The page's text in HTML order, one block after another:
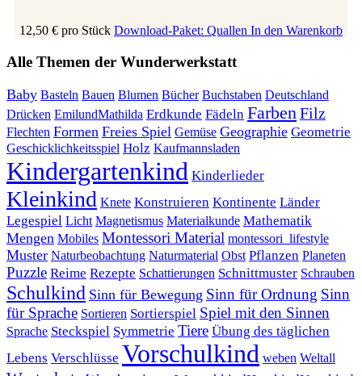
12,50 € pro Stück Download-Paket: Quallen In den Warenkorb
Alle Themen der Wunderwerkstatt
Baby Basteln Bauen Blumen Bücher Buchstaben Deutschland
Drücken EmilundMathilda Erdkunde Fädeln FarbenFilz
Flechten Formen Freies Spiel Gemüse Geographie Geometrie
Geschicklichkeitsspiel Holz Kaufmannsladen
Kindergartenkind Kinderlieder
Kleinkind Knete Konstruieren Kontinente Länder
Legespiel Licht Magnetismus Materialkunde Mathematik
Mengen Mobiles Montessori Material montessori_lifestyle
Muster Naturbeobachtung Naturmaterial Obst Pflanzen Planeten
Puzzle Reime Rezepte Schattierungen Schnittmuster Schrauben
Schulkind Sinn für Bewegung Sinn für Ordnung Sinn
für Sprache Sortieren Sortierspiel Spiel mit den Sinnen
Sprache Steckspiel Symmetrie Tiere Übung des täglichen
Lebens Verschlüsse Vorschulkind weben Weltall